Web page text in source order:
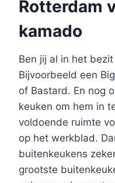
Rotterdam
kamado
Ben jij al in het
Bijvoorbeeld een
of Bastard. En nog
keuken om hem in
voldoende ruimte
op het werkblad.
buitenkeukens
grootste